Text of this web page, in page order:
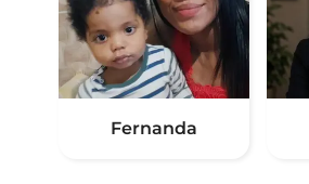
Fernanda